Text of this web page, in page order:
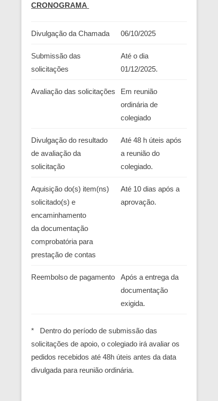
CRONOGRAMA
Divulgação da Chamada 06/10/2025
Submissão das
solicitações
Até o dia
01/12/2025.
Avaliação das solicitações
Em reunião
ordinária de
colegiado
Divulgação do resultado
de avaliação da
solicitação
Até 48 h úteis após
a reunião do
colegiado.
Aquisição do(s) item(ns)
solicitado(s) e
encaminhamento
da documentação
comprobatória para
prestação de contas
Até 10 dias após a
aprovação.
Reembolso de pagamento
Após a entrega da
documentação
exigida.
* Dentro do período de submissão das
solicitações de apoio, o colegiado irá avaliar os
pedidos recebidos até 48h úteis antes da data
divulgada para reunião ordinária.